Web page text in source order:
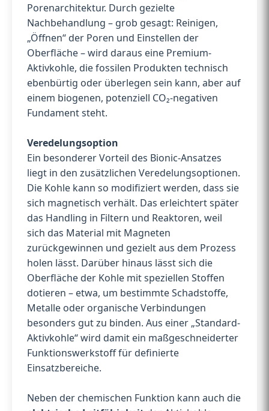
Porenarchitektur. Durch gezielte
Nachbehandlung – grob gesagt: Reinigen,
„Öffnen“ der Poren und Einstellen der
Oberfläche – wird daraus eine Premium-
Aktivkohle, die fossilen Produkten technisch
ebenbürtig oder überlegen sein kann, aber auf
einem biogenen, potenziell CO₂-negativen
Fundament steht.
Veredelungsoption
Ein besonderer Vorteil des Bionic-Ansatzes
liegt in den zusätzlichen Veredelungsoptionen.
Die Kohle kann so modifiziert werden, dass sie
sich magnetisch verhält. Das erleichtert später
das Handling in Filtern und Reaktoren, weil
sich das Material mit Magneten
zurückgewinnen und gezielt aus dem Prozess
holen lässt. Darüber hinaus lässt sich die
Oberfläche der Kohle mit speziellen Stoffen
dotieren – etwa, um bestimmte Schadstoffe,
Metalle oder organische Verbindungen
besonders gut zu binden. Aus einer „Standard-
Aktivkohle“ wird damit ein maßgeschneiderter
Funktionswerkstoff für definierte
Einsatzbereiche.
Neben der chemischen Funktion kann auch die